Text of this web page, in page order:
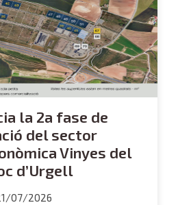
la 2a fase de
del sector
Vinyes del
d’Urgell
07/2026